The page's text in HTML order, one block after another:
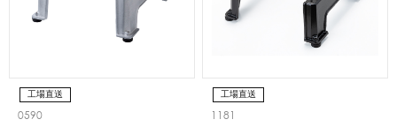
工場直送
0590
工場直送
1181